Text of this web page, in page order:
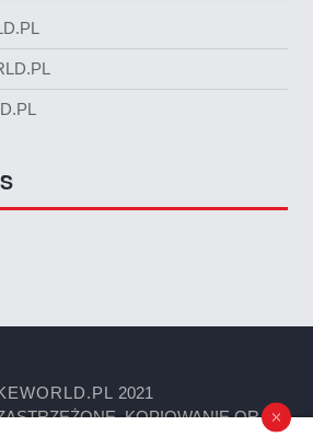
2021
KOPIOWANIE ORAZ